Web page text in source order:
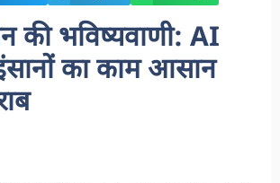
भविष्यवाणी: AI
का काम आसान